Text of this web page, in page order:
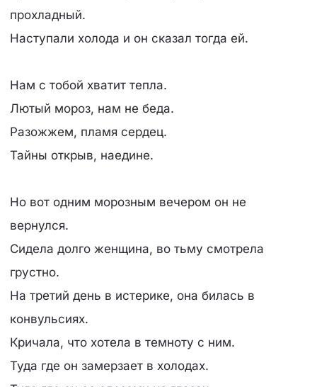
прохладный.
Наступали холода и он сказал тогда ей.
Нам с тобой хватит тепла.
Лютый мороз, нам не беда.
Разожжем, пламя сердец.
Тайны открыв, наедине.
Но вот одним морозным вечером он не
вернулся.
Сидела долго женщина, во тьму смотрела
грустно.
На третий день в истерике, она билась в
конвульсиях.
Кричала, что хотела в темноту с ним.
Туда где он замерзает в холодах.